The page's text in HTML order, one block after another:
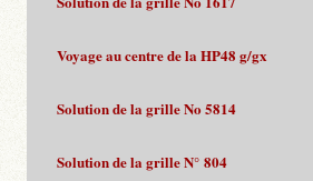
Voyage au centre de la HP48 g/gx
Solution de la grille No 5814
Solution de la grille N° 804